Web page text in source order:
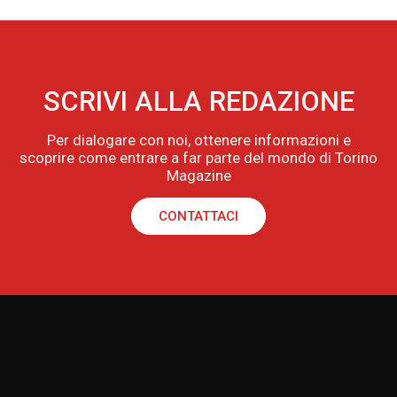
SCRIVI ALLA REDAZIONE
Per dialogare con noi, ottenere informazioni e
scoprire come entrare a far parte del mondo di Torino
Magazine
CONTATTACI